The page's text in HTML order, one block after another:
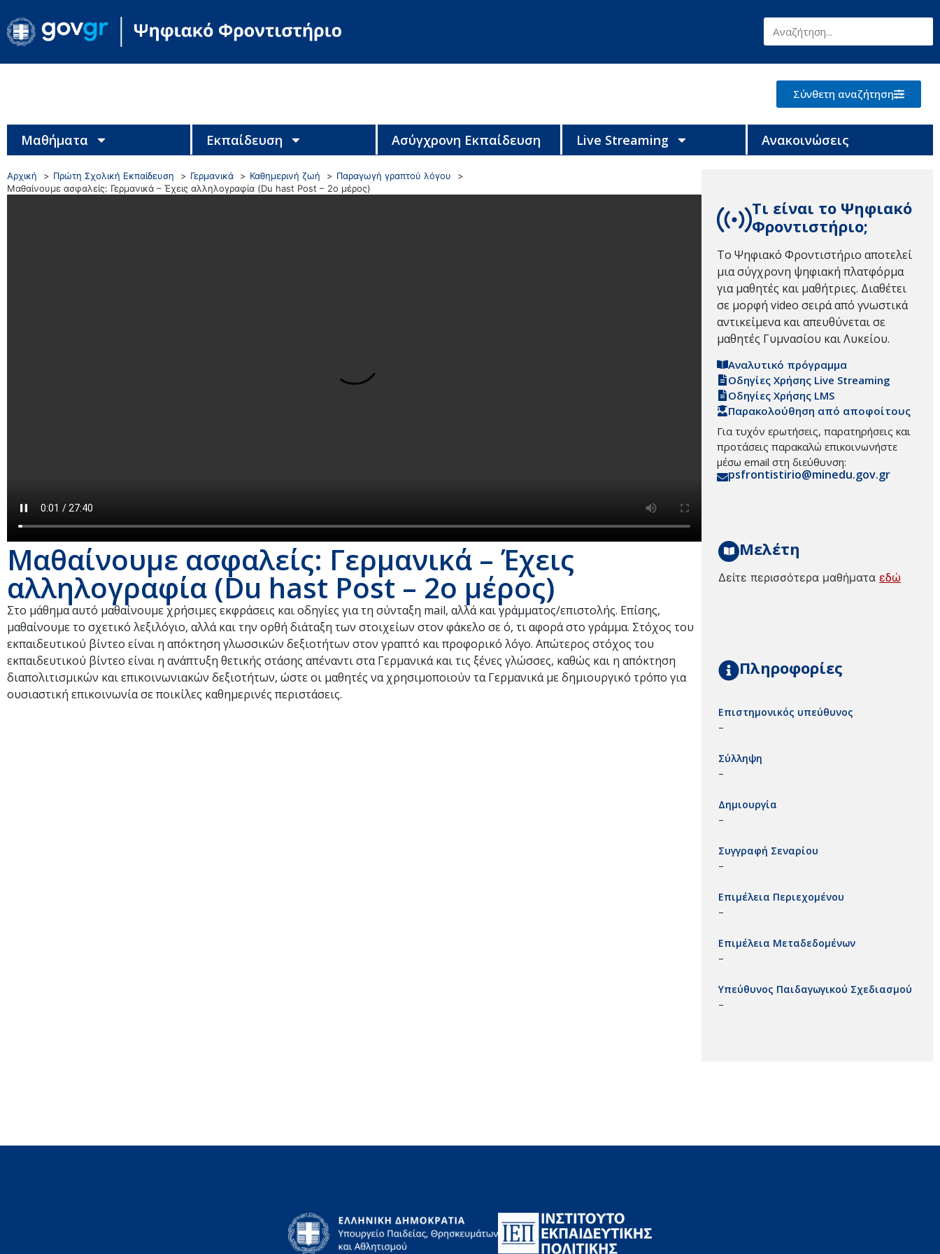
Σύνθετη αναζήτηση
Μαθήματα Εκπαίδευση Ασύγχρονη Εκπαίδευση Live Streaming Ανακοινώσεις
Αρχική Πρώτη Σχολική Εκπαίδευση Γερμανικά Καθημερινή ζωή
Παραγωγή γραπτού λόγου
Μαθαίνουμε ασφαλείς: Γερμανικά – Έχεις αλληλογραφία (Du hast Post – 2ο μέρος)
Μαθαίνουμε ασφαλείς: Γερμανικά – Έχεις
αλληλογραφία (Du hast Post – 2ο μέρος)
Στο μάθημα αυτό μαθαίνουμε χρήσιμες εκφράσεις και οδηγίες για τη σύνταξη mail, αλλά και γράμματος/επιστολής. Επίσης,
μαθαίνουμε το σχετικό λεξιλόγιο, αλλά και την ορθή διάταξη των στοιχείων στον φάκελο σε ό, τι αφορά στο γράμμα. Στόχος του
εκπαιδευτικού βίντεο είναι η απόκτηση γλωσσικών δεξιοτήτων στον γραπτό και προφορικό λόγο. Απώτερος στόχος του
εκπαιδευτικού βίντεο είναι η ανάπτυξη θετικής στάσης απέναντι στα Γερμανικά και τις ξένες γλώσσες, καθώς και η απόκτηση
διαπολιτισμικών και επικοινωνιακών δεξιοτήτων, ώστε οι μαθητές να χρησιμοποιούν τα Γερμανικά με δημιουργικό τρόπο για
ουσιαστική επικοινωνία σε ποικίλες καθημερινές περιστάσεις.
Τι είναι το Ψηφιακό
Φροντιστήριο;
Το Ψηφιακό Φροντιστήριο αποτελεί
μια σύγχρονη ψηφιακή πλατφόρμα
για μαθητές και μαθήτριες. Διαθέτει
σε μορφή video σειρά από γνωστικά
αντικείμενα και απευθύνεται σε
μαθητές Γυμνασίου και Λυκείου.
Αναλυτικό πρόγραμμα
Οδηγίες Χρήσης Live Streaming
Οδηγίες Χρήσης LMS
Παρακολούθηση από αποφοίτους
Για τυχόν ερωτήσεις, παρατηρήσεις και
προτάσεις παρακαλώ επικοινωνήστε
μέσω email στη διεύθυνση:
psfrontistirio@minedu.gov.gr
Μελέτη
Δείτε περισσότερα μαθήματα εδώ
Πληροφορίες
Επιστημονικός υπεύθυνος
–
Σύλληψη
–
Δημιουργία
–
Συγγραφή Σεναρίου
–
Επιμέλεια Περιεχομένου
–
Επιμέλεια Μεταδεδομένων
–
Υπεύθυνος Παιδαγωγικού Σχεδιασμού
–